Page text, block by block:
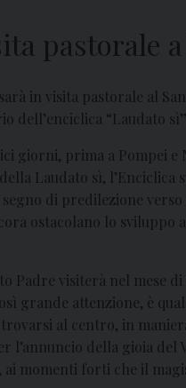
pastorale
in visita pastorale al
dell’enciclica “Laudato
prima a Pompei e
Laudato sì, l’Enciclica
di predilezione
ostacolano lo
Padre visiterà nel mese
grande attenzione, è
al centro, in
della gioia del
momenti forti che il